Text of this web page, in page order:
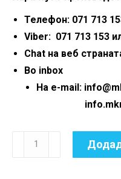
Телефон: 071 713
Viber: 071 713 153
Chat на веб
Во inbox
На e-mail:
Преклопливо
столче